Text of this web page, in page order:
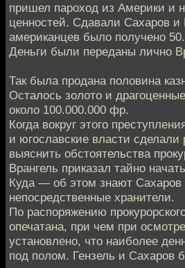
пришел пароход из Америки и
ценностей. Сдавали Сахаров и
американцев было получено
Деньги были переданы лично
Так была продана половина
Осталось золото и
около 100.000.000 фр.
Когда вокруг этого
и югославские власти сделали
выяснить обстоятельства
Врангель приказал тайно
Куда — об этом знают Сахаров
непосредственные хранители.
По распоряжению
опечатана, при чем при
установлено, что наиболее
под полом. Гензель и Сахаров